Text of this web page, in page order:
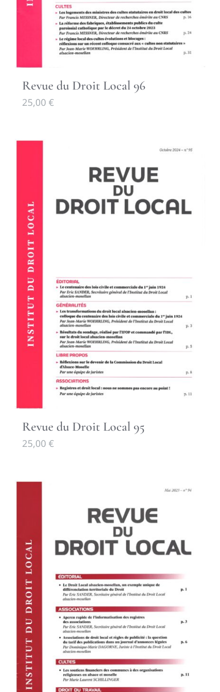
Revue du Droit Local 96
25,00 €
Revue du Droit Local 95
25,00 €